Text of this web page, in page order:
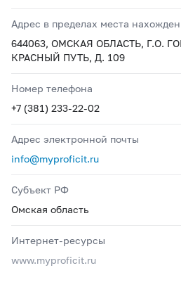
Адрес в пределах места
644063, ОМСКАЯ ОБЛАСТЬ, Г.О.
КРАСНЫЙ ПУТЬ, Д. 109
Номер телефона
+7 (381) 233-22-02
Адрес электронной почты
info@myproficit.ru
Субъект РФ
Омская область
Интернет-ресурсы
www.myproficit.ru